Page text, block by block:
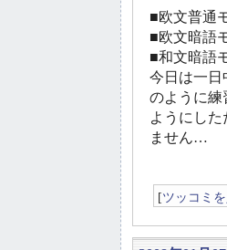
■欧文普通
■欧文暗語
■和文暗語
今日は一日
のように練
ようにし
ません…
[ツッコミ